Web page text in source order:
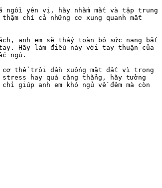
ngồi yên vị, hãy nhắm mắt và tập trung
chí cả những cơ xung quanh mắt
anh em sẽ thấy toàn bộ sức nạng bắt
Hãy làm điều này với tay thuận của
ngủ.
cơ thể trôi dần xuống mặt đất vì trọng
hay quá căng thẳng, hãy tưởng
giúp anh em khó ngủ về đêm mà còn